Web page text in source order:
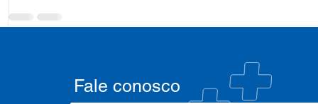
Fale conosco